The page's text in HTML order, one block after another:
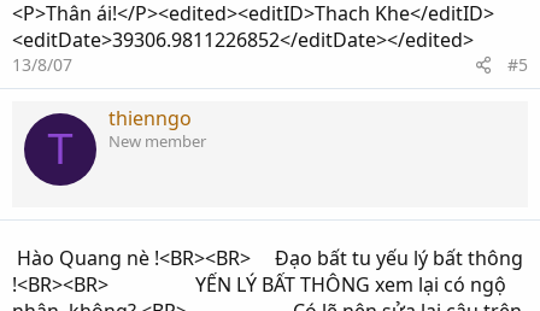
<P>Thân ái!</P><edited><editID>Thach Khe</editID>
<editDate>39306.9811226852</editDate></edited>
13/8/07 #5
T
thienngo
New member
Hào Quang nè !<BR><BR> Đạo bất tu yếu lý bất thông
!<BR><BR> YẾN LÝ BẤT THÔNG xem lại có ngộ